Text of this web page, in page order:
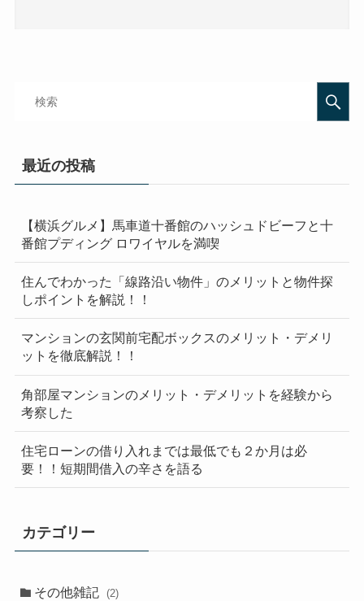
最近の投稿
【横浜グルメ】馬車道十番館のハッシュドビーフと十
番館プディング ロワイヤルを満喫
住んでわかった「線路沿い物件」のメリットと物件探
しポイントを解説！！
マンションの玄関前宅配ボックスのメリット・デメリ
ットを徹底解説！！
角部屋マンションのメリット・デメリットを経験から
考察した
住宅ローンの借り入れまでは最低でも２か月は必
要！！短期間借入の辛さを語る
カテゴリー
その他雑記 (2)